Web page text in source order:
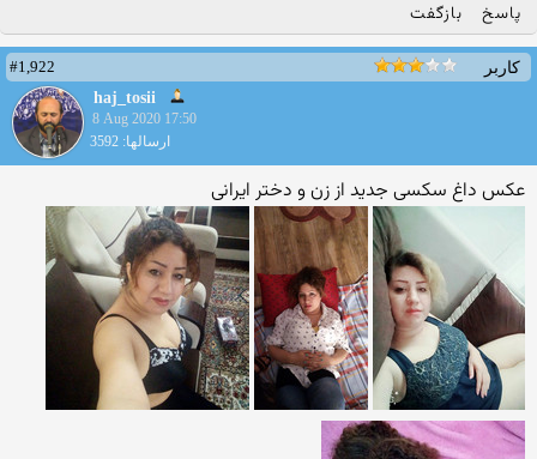
پاسخ بازگفت
کاربر
#1,922
haj_tosii
8 Aug 2020 17:50
ارسالها: 3592
عکس داغ سکسی جدید از زن و دختر ایرانی